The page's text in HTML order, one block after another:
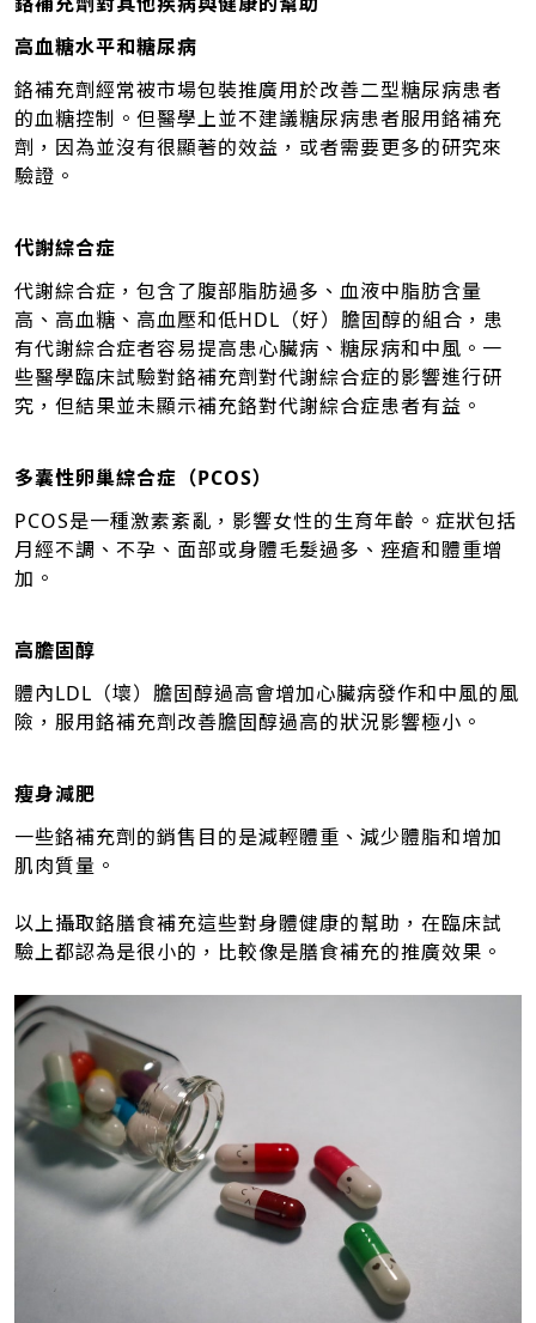
高血糖水平和糖尿病
鉻補充劑經常被市場包裝推廣用於改善二型糖尿病患者
的血糖控制。但醫學上並不建議糖尿病患者服用鉻補充
劑，因為並沒有很顯著的效益，或者需要更多的研究來
驗證。
代謝綜合症
代謝綜合症，包含了腹部脂肪過多、血液中脂肪含量
高、高血糖、高血壓和低HDL（好）膽固醇的組合，患
有代謝綜合症者容易提高患心臟病、糖尿病和中風。一
些醫學臨床試驗對鉻補充劑對代謝綜合症的影響進行研
究，但結果並未顯示補充鉻對代謝綜合症患者有益。
多囊性卵巢綜合症（PCOS）
PCOS是一種激素紊亂，影響女性的生育年齡。症狀包括
月經不調、不孕、面部或身體毛髮過多、痤瘡和體重增
加。
高膽固醇
體內LDL（壞）膽固醇過高會增加心臟病發作和中風的風
險，服用鉻補充劑改善膽固醇過高的狀況影響極小。
瘦身減肥
一些鉻補充劑的銷售目的是減輕體重、減少體脂和增加
肌肉質量。
以上攝取鉻膳食補充這些對身體健康的幫助，在臨床試
驗上都認為是很小的，比較像是膳食補充的推廣效果。